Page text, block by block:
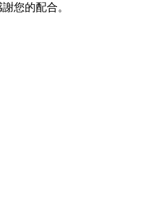
您的配合。